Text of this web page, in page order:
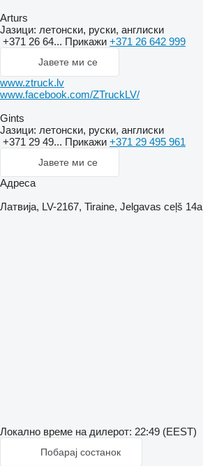
Arturs
Јазици: летонски, руски, англиски
+371 26 64... Прикажи +371 26 642 999
Јавете ми се
www.ztruck.lv
www.facebook.com/ZTruckLV/
Gints
Јазици: летонски, руски, англиски
+371 29 49... Прикажи +371 29 495 961
Јавете ми се
Адреса
Латвија, LV-2167, Tiraine, Jelgavas ceļš 14a
Локално време на дилерот: 22:49 (EEST)
Побарај состанок